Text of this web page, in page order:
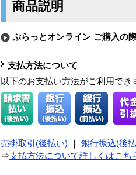
商品説明
ぷらっとオンライン ご購入の
支払方法について
以下のお支払い方法がご利用でき
売掛取引(後払い) 銀行振込(後
⇒支払方法について詳しくはこち